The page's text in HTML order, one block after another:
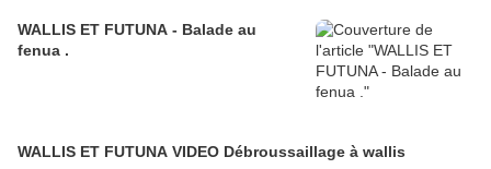
WALLIS ET FUTUNA - Balade au
fenua .
WALLIS ET FUTUNA VIDEO Débroussaillage à wallis